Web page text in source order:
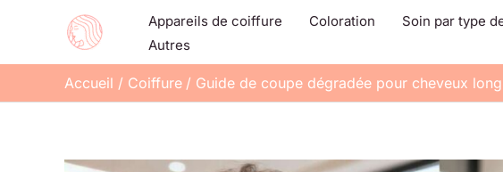
contenu
Appareils de coiffure Coloration Soin par type
Autres
Accueil Coiffure Guide de coupe dégradée pour cheveux